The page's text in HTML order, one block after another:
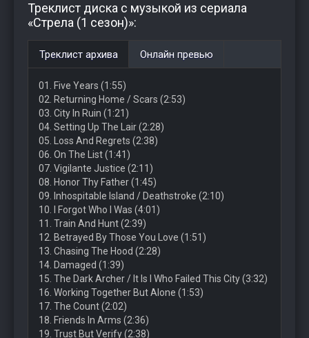
Треклист диска с музыкой из сериала
«Стрела (1 сезон)»:
Треклист архива Онлайн превью
01. Five Years (1:55)
02. Returning Home / Scars (2:53)
03. City In Ruin (1:21)
04. Setting Up The Lair (2:28)
05. Loss And Regrets (2:38)
06. On The List (1:41)
07. Vigilante Justice (2:11)
08. Honor Thy Father (1:45)
09. Inhospitable Island / Deathstroke (2:10)
10. I Forgot Who I Was (4:01)
11. Train And Hunt (2:39)
12. Betrayed By Those You Love (1:51)
13. Chasing The Hood (2:28)
14. Damaged (1:39)
15. The Dark Archer / It Is I Who Failed This City (3:32)
16. Working Together But Alone (1:53)
17. The Count (2:02)
18. Friends In Arms (2:36)
19. Trust But Verify (2:38)